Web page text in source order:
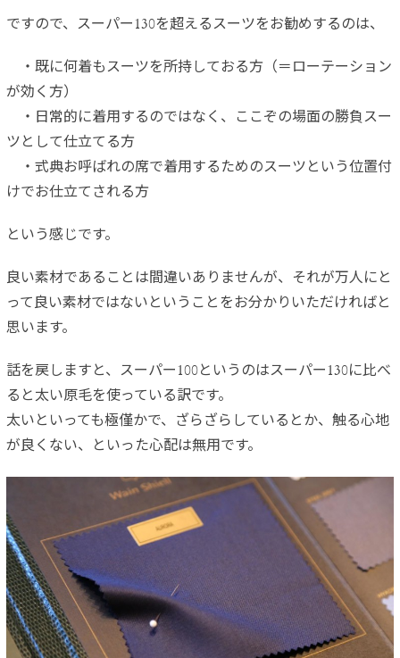
ですので、スーパー130を超えるスーツをお勧めするのは、
・既に何着もスーツを所持しておる方（＝ローテーション
が効く方）
・日常的に着用するのではなく、ここぞの場面の勝負スー
ツとして仕立てる方
・式典お呼ばれの席で着用するためのスーツという位置付
けでお仕立てされる方
という感じです。
良い素材であることは間違いありませんが、それが万人にと
って良い素材ではないということをお分かりいただければと
思います。
話を戻しますと、スーパー100というのはスーパー130に比べ
ると太い原毛を使っている訳です。
太いといっても極僅かで、ざらざらしているとか、触る心地
が良くない、といった心配は無用です。